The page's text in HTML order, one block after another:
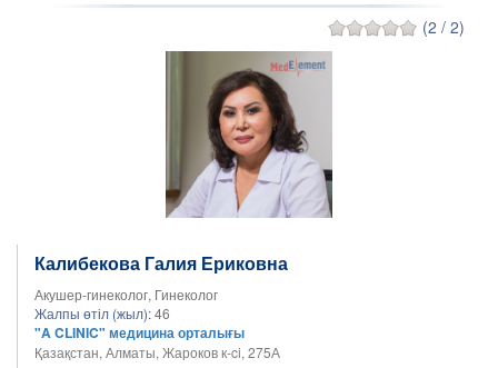
(2 / 2)
Калибекова Галия Ериковна
Акушер-гинеколог, Гинеколог
Жалпы өтіл (жыл):46
"A CLINIC" медицина орталығы
Қазақстан, Алматы, Жароков к-ci, 275А